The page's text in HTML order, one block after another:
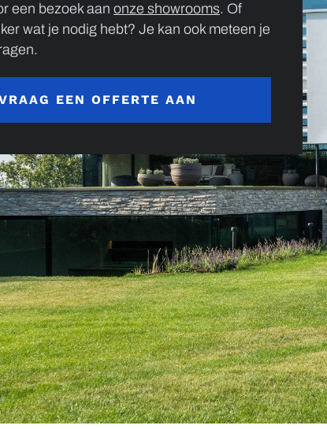
een bezoek aan onze showrooms. Of
wat je nodig hebt? Je kan ook meteen je
EEN OFFERTE AAN